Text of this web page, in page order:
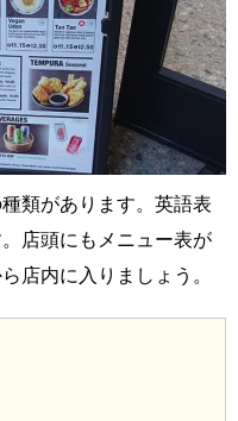
類があります。英語表
店頭にもメニュー表が
店内に入りましょう。